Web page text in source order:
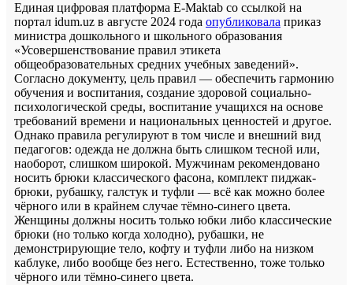
Единая цифровая платформа E-Maktab со ссылкой на
портал idum.uz в августе 2024 года опубликовала приказ
министра дошкольного и школьного образования
«Усовершенствование правил этикета
общеобразовательных средних учебных заведений».
Согласно документу, цель правил — обеспечить гармонию
обучения и воспитания, создание здоровой социально-
психологической среды, воспитание учащихся на основе
требований времени и национальных ценностей и другое.
Однако правила регулируют в том числе и внешний вид
педагогов: одежда не должна быть слишком тесной или,
наоборот, слишком широкой. Мужчинам рекомендовано
носить брюки классического фасона, комплект пиджак-
брюки, рубашку, галстук и туфли — всё как можно более
чёрного или в крайнем случае тёмно-синего цвета.
Женщины должны носить только юбки либо классические
брюки (но только когда холодно), рубашки, не
демонстрирующие тело, кофту и туфли либо на низком
каблуке, либо вообще без него. Естественно, тоже только
чёрного или тёмно-синего цвета.